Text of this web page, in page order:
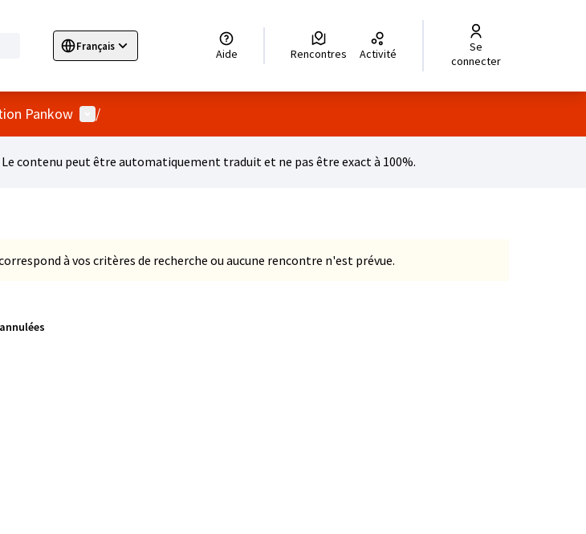
Français
Sprache wählen Choose languageElegir el idiomaChoisir la langueWybierz język Dil seçiniz
Aide Rencontres Activité
Se
connecter
Pankow Menu utilisateur
/
Le contenu peut être automatiquement traduit et ne pas être exact à 100%.
à vos critères de recherche ou aucune rencontre n'est prévue.